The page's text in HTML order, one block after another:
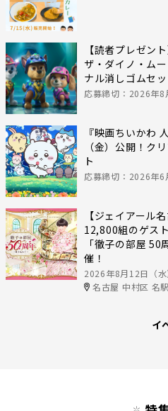
【読者プレゼン
ザ・ダイノ・ム
ナル消しゴムセ
応募締切：2026年
『映画ちいかわ
（金）公開！ク
ト
応募締切：2026年
【ジェイアール
12,800組のゲス
「徹子の部屋
催！
2026年8月12日（水
名古屋 中村区 名駅
イ